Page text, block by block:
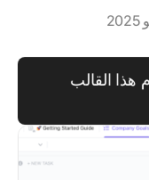
هذا القالب